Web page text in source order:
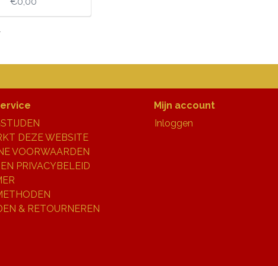
DEZE WEBSITE
VOORWAARDEN
PRIVACYBELEID
& RETOURNEREN
Mijn account
Inloggen